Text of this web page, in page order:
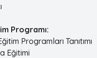
Programı:
Programları Tanıtımı
Eğitimi